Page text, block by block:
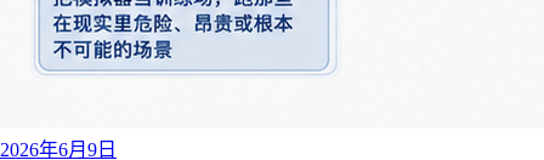
2026年6月9日